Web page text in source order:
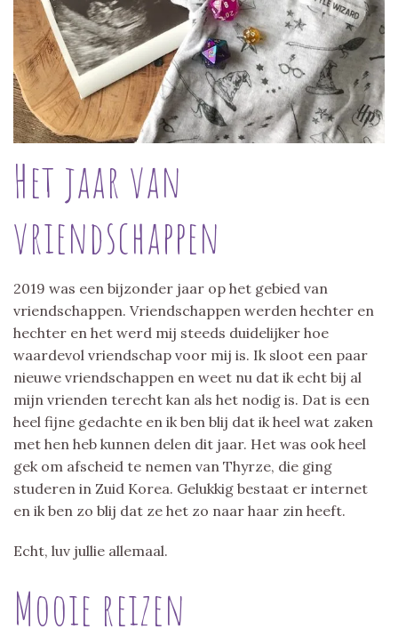
Het jaar van
vriendschappen
2019 was een bijzonder jaar op het gebied van
vriendschappen. Vriendschappen werden hechter en
hechter en het werd mij steeds duidelijker hoe
waardevol vriendschap voor mij is. Ik sloot een paar
nieuwe vriendschappen en weet nu dat ik echt bij al
mijn vrienden terecht kan als het nodig is. Dat is een
heel fijne gedachte en ik ben blij dat ik heel wat zaken
met hen heb kunnen delen dit jaar. Het was ook heel
gek om afscheid te nemen van Thyrze, die ging
studeren in Zuid Korea. Gelukkig bestaat er internet
en ik ben zo blij dat ze het zo naar haar zin heeft.
Echt, luv jullie allemaal.
Mooie reizen